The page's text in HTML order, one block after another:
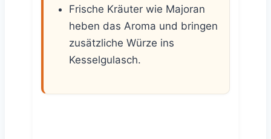
Frische Kräuter wie Majoran
heben das Aroma und bringen
zusätzliche Würze ins
Kesselgulasch.